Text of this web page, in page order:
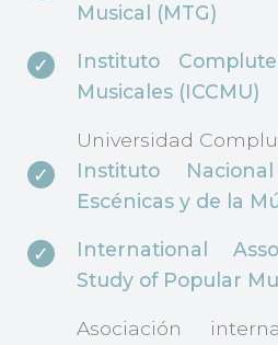
Musical (MTG)
Instituto
Musicales (ICCMU)
Universidad
Instituto
Escénicas y de la
International
Study of Popular
Asociación